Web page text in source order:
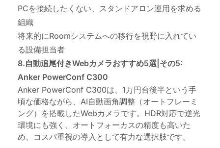
PCを接続したくない、スタンドアロン運用を求める
組織
将来的にRoomシステムへの移行を視野に入れてい
る設備担当者
8.自動追尾付きWebカメラおすすめ5選|その5:
Anker PowerConf C300
Anker PowerConf C300は、1万円台後半という手
頃な価格ながら、AI自動画角調整（オートフレーミ
ング）を搭載したWebカメラです。HDR対応で逆光
環境にも強く、オートフォーカスの精度も高いた
め、コスパ重視の導入として有力な選択肢です。